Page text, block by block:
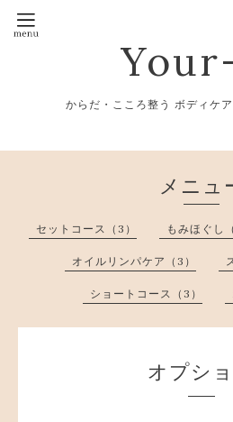
からだ・こころ整う ボディケ
メニュ
セットコース（3） もみほぐし
オイルリンパケア（3）
ショートコース（3）
オプシ